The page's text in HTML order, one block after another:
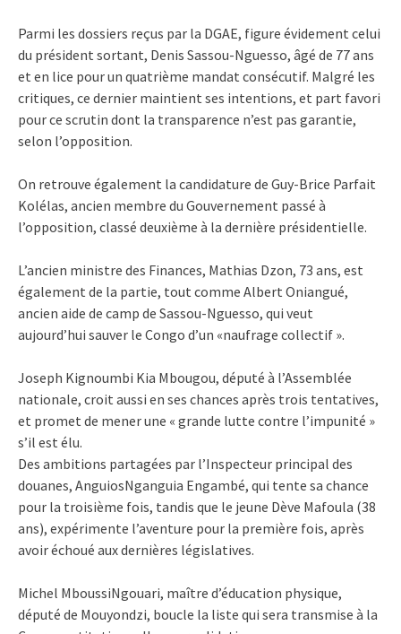
Parmi les dossiers reçus par la DGAE, figure évidement celui
du président sortant, Denis Sassou-Nguesso, âgé de 77 ans
et en lice pour un quatrième mandat consécutif. Malgré les
critiques, ce dernier maintient ses intentions, et part favori
pour ce scrutin dont la transparence n’est pas garantie,
selon l’opposition.
On retrouve également la candidature de Guy-Brice Parfait
Kolélas, ancien membre du Gouvernement passé à
l’opposition, classé deuxième à la dernière présidentielle.
L’ancien ministre des Finances, Mathias Dzon, 73 ans, est
également de la partie, tout comme Albert Oniangué,
ancien aide de camp de Sassou-Nguesso, qui veut
aujourd’hui sauver le Congo d’un «naufrage collectif ».
Joseph Kignoumbi Kia Mbougou, député à l’Assemblée
nationale, croit aussi en ses chances après trois tentatives,
et promet de mener une « grande lutte contre l’impunité »
s’il est élu.
Des ambitions partagées par l’Inspecteur principal des
douanes, AnguiosNganguia Engambé, qui tente sa chance
pour la troisième fois, tandis que le jeune Dève Mafoula (38
ans), expérimente l’aventure pour la première fois, après
avoir échoué aux dernières législatives.
Michel MboussiNgouari, maître d’éducation physique,
député de Mouyondzi, boucle la liste qui sera transmise à la